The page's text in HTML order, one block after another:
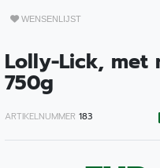
WENSENLIJST
Lolly-Lick, met
750g
ARTIKELNUMMER 183